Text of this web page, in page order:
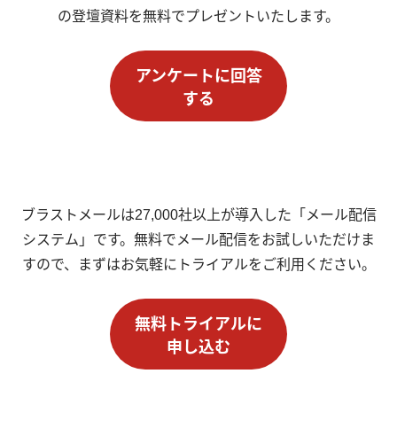
の登壇資料を無料でプレゼントいたします。
アンケートに回答
する
ブラストメールは27,000社以上が導入した「メール配信
システム」です。無料でメール配信をお試しいただけま
すので、まずはお気軽にトライアルをご利用ください。
無料トライアルに
申し込む